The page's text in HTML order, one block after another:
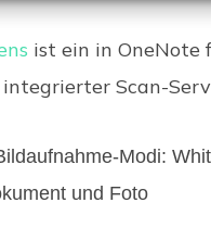
ist ein in OneNote
Scan-
Modi:
und Foto